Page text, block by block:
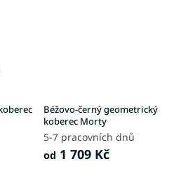
Béžovo-černý geometrický
koberec Morty
5-7 pracovních dnů
od 1 709 Kč